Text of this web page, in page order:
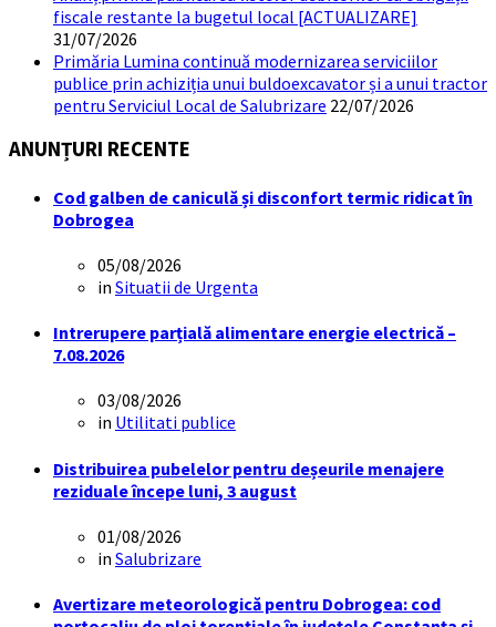
fiscale restante la bugetul local [ACTUALIZARE]
31/07/2026
Primăria Lumina continuă modernizarea serviciilor
publice prin achiziția unui buldoexcavator și a unui tractor
pentru Serviciul Local de Salubrizare 22/07/2026
ANUNȚURI RECENTE
Cod galben de caniculă și disconfort termic ridicat în
Dobrogea
05/08/2026
in Situatii de Urgenta
Intrerupere parțială alimentare energie electrică –
7.08.2026
03/08/2026
in Utilitati publice
Distribuirea pubelelor pentru deșeurile menajere
reziduale începe luni, 3 august
01/08/2026
in Salubrizare
Avertizare meteorologică pentru Dobrogea: cod